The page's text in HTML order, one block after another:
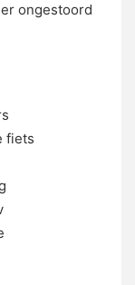
ongestoord
fiets